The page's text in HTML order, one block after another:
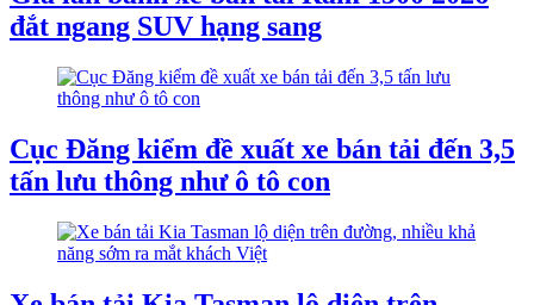
đắt ngang SUV hạng sang
Cục Đăng kiểm đề xuất xe bán tải đến 3,5
tấn lưu thông như ô tô con